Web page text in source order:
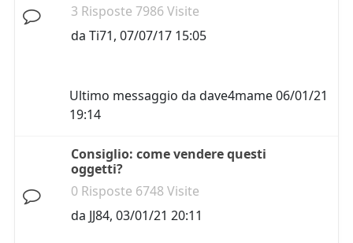
3 Risposte 7986 Visite
da Ti71, 07/07/17 15:05
Ultimo messaggio da dave4mame06/01/21
19:14
Consiglio: come vendere questi
oggetti?
0 Risposte 6748 Visite
da JJ84, 03/01/21 20:11